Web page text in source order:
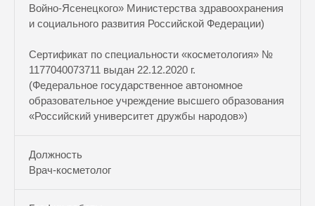
Войно-Ясенецкого» Министерства здравоохранения
и социального развития Российской Федерации)
Сертификат по специальности «косметология» №
1177040073711 выдан 22.12.2020 г.
(Федеральное государственное автономное
образовательное учреждение высшего образования
«Российский университет дружбы народов»)
Должность
Врач-косметолог